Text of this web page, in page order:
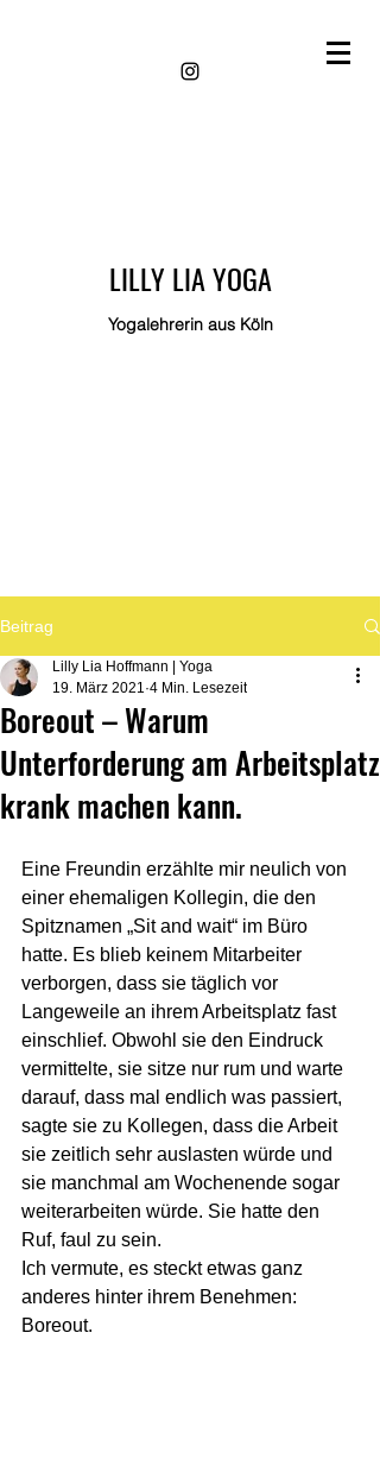
LILLY LIA YOGA
Yogalehrerin aus Köln
Beitrag
Boreout – Warum
Unterforderung am Arbeitsplatz
krank machen kann.
Lilly Lia Hoffmann | Yoga
19. März 2021 4 Min. Lesezeit
Eine Freundin erzählte mir neulich von
einer ehemaligen Kollegin, die den
Spitznamen „Sit and wait“ im Büro
hatte. Es blieb keinem Mitarbeiter
verborgen, dass sie täglich vor
Langeweile an ihrem Arbeitsplatz fast
einschlief. Obwohl sie den Eindruck
vermittelte, sie sitze nur rum und warte
darauf, dass mal endlich was passiert,
sagte sie zu Kollegen, dass die Arbeit
sie zeitlich sehr auslasten würde und
sie manchmal am Wochenende sogar
weiterarbeiten würde. Sie hatte den
Ruf, faul zu sein.
Ich vermute, es steckt etwas ganz
anderes hinter ihrem Benehmen:
Boreout.